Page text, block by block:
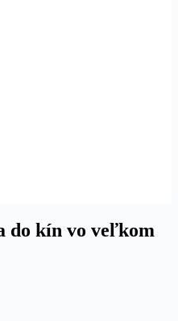
do kín vo veľkom